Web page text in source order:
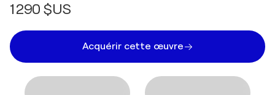
1 290 $US
Acquérir cette œuvre